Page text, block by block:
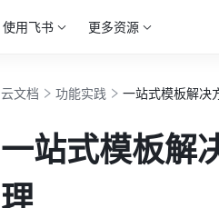
使用飞书 更多资源
云文档 功能实践 一站式模板解决
一站式模板解
理